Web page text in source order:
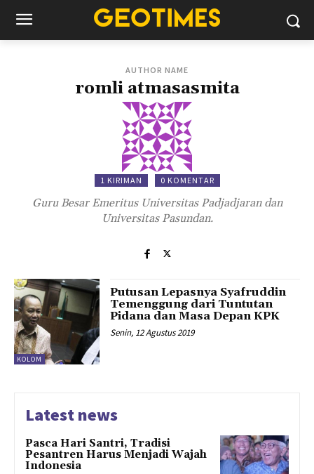
AUTHOR NAME
romli atmasasmita
1 KIRIMAN 0 KOMENTAR
Guru Besar Emeritus Universitas Padjadjaran dan
Universitas Pasundan.
KOLOM
Putusan Lepasnya Syafruddin
Temenggung dari Tuntutan
Pidana dan Masa Depan KPK
Senin, 12 Agustus 2019
Latest news
Pasca Hari Santri, Tradisi
Pesantren Harus Menjadi Wajah
Indonesia